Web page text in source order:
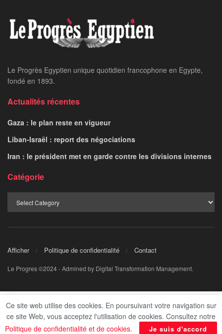
Le Progrès Egyptien unique quotidien francophone en Egypte,
fondé en 1893.
Actualités récentes
Gaza : le plan reste en vigueur
Liban-Israël : report des négociations
Iran : le président met en garde contre les divisions internes
Catégorie
Afficher Politique de confidentialité Contact
Le Progres ©2024 - Admined by Digital Transformation Management.
Ce site web utilise des cookies. En poursuivant votre navigation sur
ce site Web, vous acceptez l'utilisation de cookies. Consultez notre
Politique de confidentialité et de cookies. Je suis d'accord